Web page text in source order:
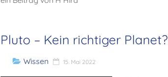
Pluto – Kein richtiger Planet?
Wissen 15. Mai 2022